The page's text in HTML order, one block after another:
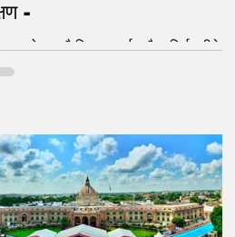
-
आपको पता है कि अब हार्ट अटैक सिर्फ सीने के
तक सीमित नहीं रहा? आजकल कई लोग Silent
दर्द, बिना पसीने या सामान्य लक्षणों के हो सकती
जानलेवा भी साबित हो सकती है अगर समय
पहचान न हो। इस लेख में हम आपको बताएंगे
Heart Attack के लक्षण, कारण, जोखिम
के उपाय, ताकि आप समय रहते सतर्क हो